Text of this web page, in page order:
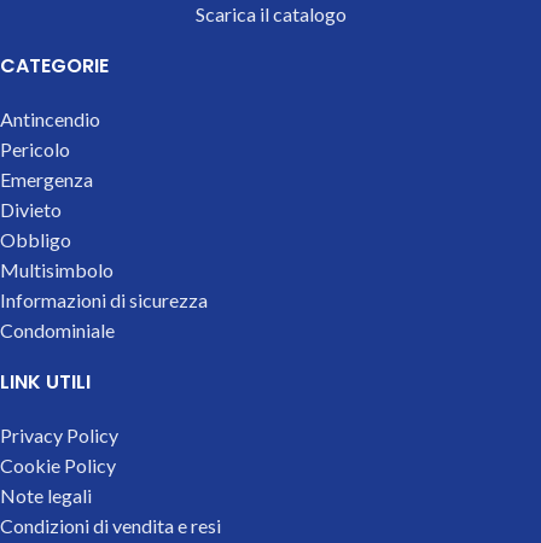
Scarica il catalogo
CATEGORIE
Antincendio
Pericolo
Emergenza
Divieto
Obbligo
Multisimbolo
Informazioni di sicurezza
Condominiale
LINK UTILI
Privacy Policy
Cookie Policy
Note legali
Condizioni di vendita e resi